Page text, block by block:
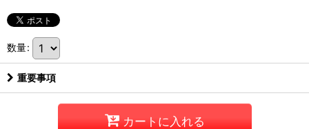
数量:
重要事項
カートに入れる